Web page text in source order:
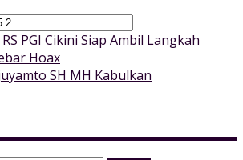
PGI Cikini Siap Ambil Langkah
Hoax
SH MH Kabulkan